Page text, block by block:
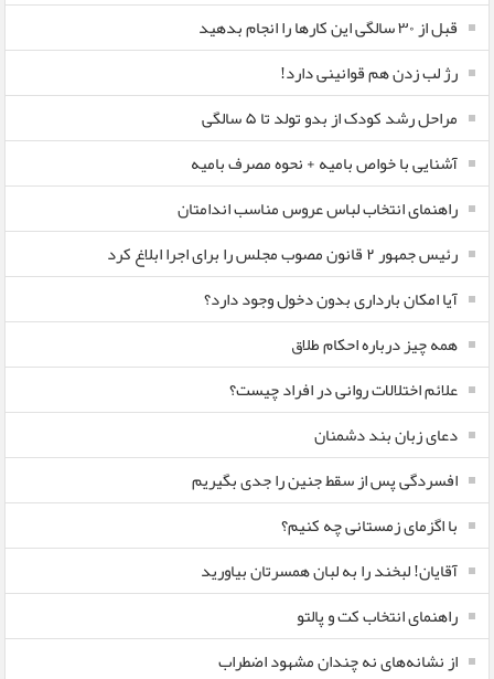
قبل از ۳۰ سالگی این کارها را انجام بدهید
رژ لب زدن هم قوانینی دارد!
مراحل رشد کودک از بدو تولد تا ۵ سالگی
آشنایی با خواص بامیه + نحوه مصرف بامیه
راهنمای انتخاب لباس عروس مناسب اندامتان
رئیس جمهور ۲ قانون مصوب مجلس را برای اجرا ابلاغ کرد
آیا امکان بارداری بدون دخول وجود دارد؟
همه چیز درباره احکام طلاق
علائم اختلالات روانی در افراد چیست؟
دعای زبان بند دشمنان
افسردگی پس از سقط جنین را جدی بگیریم
با اگزمای زمستانی چه کنیم؟
آقایان! لبخند را به لبان همسرتان بیاورید
راهنمای انتخاب کت و پالتو
از نشانه‌های نه چندان مشهود اضطراب